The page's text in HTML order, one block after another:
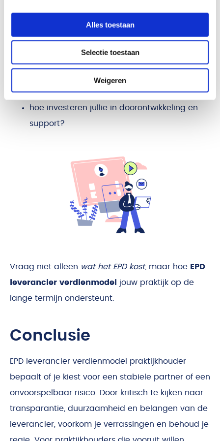
Alles toestaan
Selectie toestaan
Weigeren
hoe vaak en waarom stijgen prijzen?
wat zit standaard in de prijs en wat niet?
hoe investeren jullie in doorontwikkeling en
support?
Vraag niet alleen wat het EPD kost, maar hoe EPD
leverancier verdienmodel
jouw praktijk op de
lange termijn ondersteunt.
Conclusie
EPD leverancier verdienmodel praktijkhouder
bepaalt of je kiest voor een stabiele partner of een
onvoorspelbaar risico. Door kritisch te kijken naar
transparantie, duurzaamheid en belangen van de
leverancier, voorkom je verrassingen en behoud je